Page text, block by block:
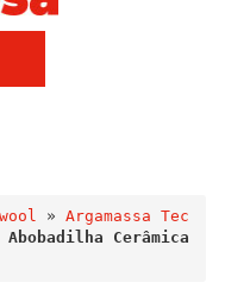
» Argamassa Tec
Cerâmica